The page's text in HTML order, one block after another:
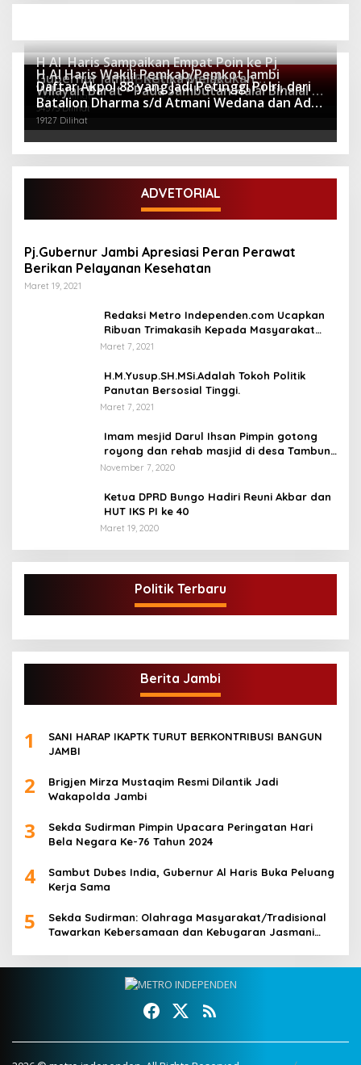
Berita Populer
H Al Haris Sampaikan Empat Poin ke Pj
Gubernur Jambi · Ketika Melakukan
Kunjungan Kerja ke Merangin
64277 Dilihat
H Al Haris Wakili Pemkab/Pemkot Jambi
Wilayah Barat • Pada Sambutan Halal Bihalal di
Gubernuran
34573 Dilihat
Daftar Akpol 88 yang Jadi Petinggi Polri, dari
Batalion Dharma s/d Atmani Wedana dan Adhi
Pradana
19127 Dilihat
ADVETORIAL
Pj.Gubernur Jambi Apresiasi Peran Perawat
Berikan Pelayanan Kesehatan
Maret 19, 2021
Redaksi Metro Independen.com Ucapkan
Ribuan Trimakasih Kepada Masyarakat
Pengunjung Dan Pembaca.
Maret 7, 2021
H.M.Yusup.SH.MSi.Adalah Tokoh Politik
Panutan Bersosial Tinggi.
Maret 7, 2021
Imam mesjid Darul Ihsan Pimpin gotong
royong dan rehab masjid di desa Tambun
Arang Kecamatan Sumay, kabupaten tebo
November 7, 2020
Ketua DPRD Bungo Hadiri Reuni Akbar dan
HUT IKS PI ke 40
Maret 19, 2020
Politik Terbaru
Berita Jambi
1
SANI HARAP IKAPTK TURUT BERKONTRIBUSI BANGUN
JAMBI
2
Brigjen Mirza Mustaqim Resmi Dilantik Jadi
Wakapolda Jambi
3
Sekda Sudirman Pimpin Upacara Peringatan Hari
Bela Negara Ke-76 Tahun 2024
4
Sambut Dubes India, Gubernur Al Haris Buka Peluang
Kerja Sama
5
Sekda Sudirman: Olahraga Masyarakat/Tradisional
Tawarkan Kebersamaan dan Kebugaran Jasmani